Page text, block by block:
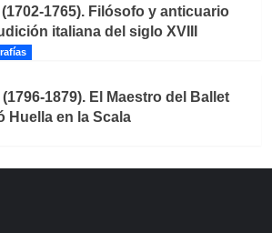
1765). Filósofo y anticuario
italiana del siglo XVIII
1879). El Maestro del Ballet
Huella en la Scala